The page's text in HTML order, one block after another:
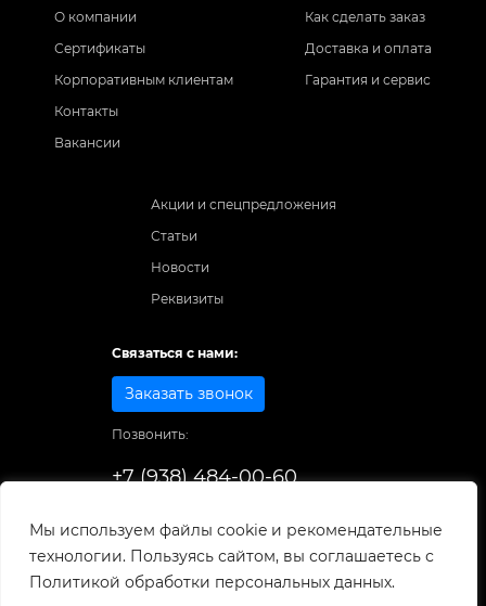
Мы используем файлы cookie и рекомендательные
технологии. Пользуясь сайтом, вы соглашаетесь с
Политикой обработки персональных данных.
О компании
Сертификаты
Корпоративным клиентам
Контакты
Вакансии
Как сделать заказ
Доставка и оплата
Гарантия и сервис
Акции и спецпредложения
Статьи
Новости
Реквизиты
Связаться с нами:
Заказать звонок
Позвонить:
+7 (938) 484-00-60
© 1998-2025